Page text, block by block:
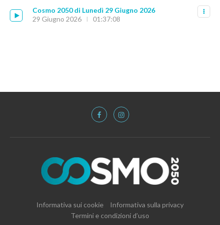
Cosmo 2050 di Lunedì 29 Giugno 2026
29 Giugno 2026
01:37:08
Informativa sui cookie
Informativa sulla privacy
Termini e condizioni d’uso